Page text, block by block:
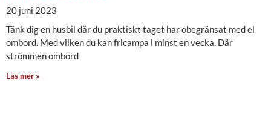
20 juni 2023
Tänk dig en husbil där du praktiskt taget har obegränsat med el
ombord. Med vilken du kan fricampa i minst en vecka. Där
strömmen ombord
Läs mer »